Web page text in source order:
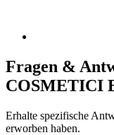
Fragen &
COSMETICI
Erhalte spezifische
erworben haben.